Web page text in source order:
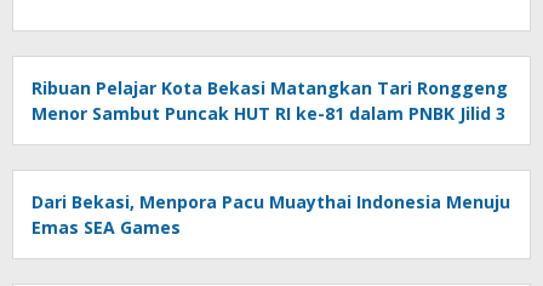
Ribuan Pelajar Kota Bekasi Matangkan Tari Ronggeng
Menor Sambut Puncak HUT RI ke-81 dalam PNBK Jilid 3
Dari Bekasi, Menpora Pacu Muaythai Indonesia Menuju
Emas SEA Games